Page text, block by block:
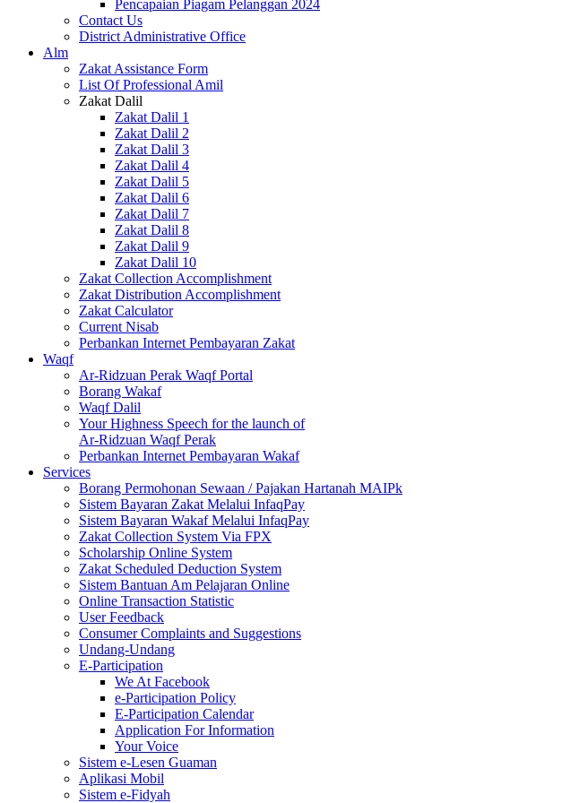
Pencapaian Piagam Pelanggan 2024
Contact Us
District Administrative Office
Alm
Zakat Assistance Form
List Of Professional Amil
Zakat Dalil
Zakat Dalil 1
Zakat Dalil 2
Zakat Dalil 3
Zakat Dalil 4
Zakat Dalil 5
Zakat Dalil 6
Zakat Dalil 7
Zakat Dalil 8
Zakat Dalil 9
Zakat Dalil 10
Zakat Collection Accomplishment
Zakat Distribution Accomplishment
Zakat Calculator
Current Nisab
Perbankan Internet Pembayaran Zakat
Waqf
Ar-Ridzuan Perak Waqf Portal
Borang Wakaf
Waqf Dalil
Your Highness Speech for the launch of
Ar-Ridzuan Waqf Perak
Perbankan Internet Pembayaran Wakaf
Services
Borang Permohonan Sewaan / Pajakan Hartanah MAIPk
Sistem Bayaran Zakat Melalui InfaqPay
Sistem Bayaran Wakaf Melalui InfaqPay
Zakat Collection System Via FPX
Scholarship Online System
Zakat Scheduled Deduction System
Sistem Bantuan Am Pelajaran Online
Online Transaction Statistic
User Feedback
Consumer Complaints and Suggestions
Undang-Undang
E-Participation
We At Facebook
e-Participation Policy
E-Participation Calendar
Application For Information
Your Voice
Sistem e-Lesen Guaman
Aplikasi Mobil
Sistem e-Fidyah